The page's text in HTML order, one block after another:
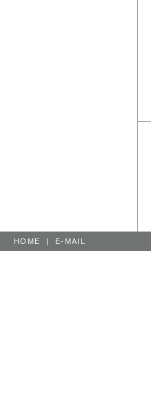
HOME | E-MAIL